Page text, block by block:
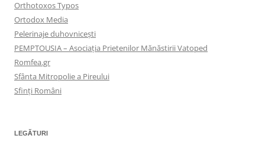
Orthotoxos Typos
Ortodox Media
Pelerinaje duhovnicești
PEMPTOUSIA – Asociația Prietenilor Mănăstirii Vatoped
Romfea.gr
Sfânta Mitropolie a Pireului
Sfinţi Români
LEGĂTURI